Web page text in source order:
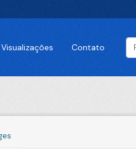
Visualizações Contato